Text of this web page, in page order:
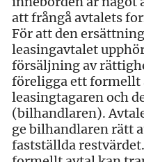
att frångå avtalets
För att den
leasingavtalet
försäljning av
föreligga ett formellt
leasingtagaren och
(bilhandlaren).
ge bilhandlaren rätt
fastställda